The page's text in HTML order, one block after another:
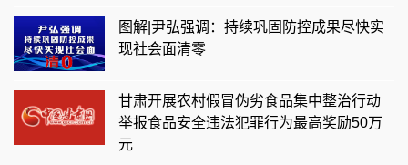
图解|尹弘强调：持续巩固防控成果尽快实
现社会面清零
甘肃开展农村假冒伪劣食品集中整治行动
举报食品安全违法犯罪行为最高奖励50万
元